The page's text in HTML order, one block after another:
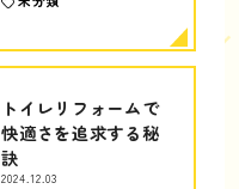
トイレリフォームで
快適さを追求する秘
訣
2024.12.03